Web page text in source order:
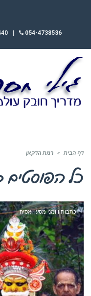
054-4738536
דף הבית » רמת הדקאן
כל הפוסטים
כתבות ויומני מסע - אסיה